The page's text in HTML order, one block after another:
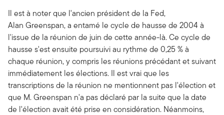
Il est à noter que l'ancien président de la Fed,
Alan Greenspan, a entamé le cycle de hausse de 2004 à
l'issue de la réunion de juin de cette année-là. Ce cycle de
hausse s'est ensuite poursuivi au rythme de 0,25 % à
chaque réunion, y compris les réunions précédant et suivant
immédiatement les élections. Il est vrai que les
transcriptions de la réunion ne mentionnent pas l'élection et
que M. Greenspan n'a pas déclaré par la suite que la date
de l'élection avait été prise en considération. Néanmoins,